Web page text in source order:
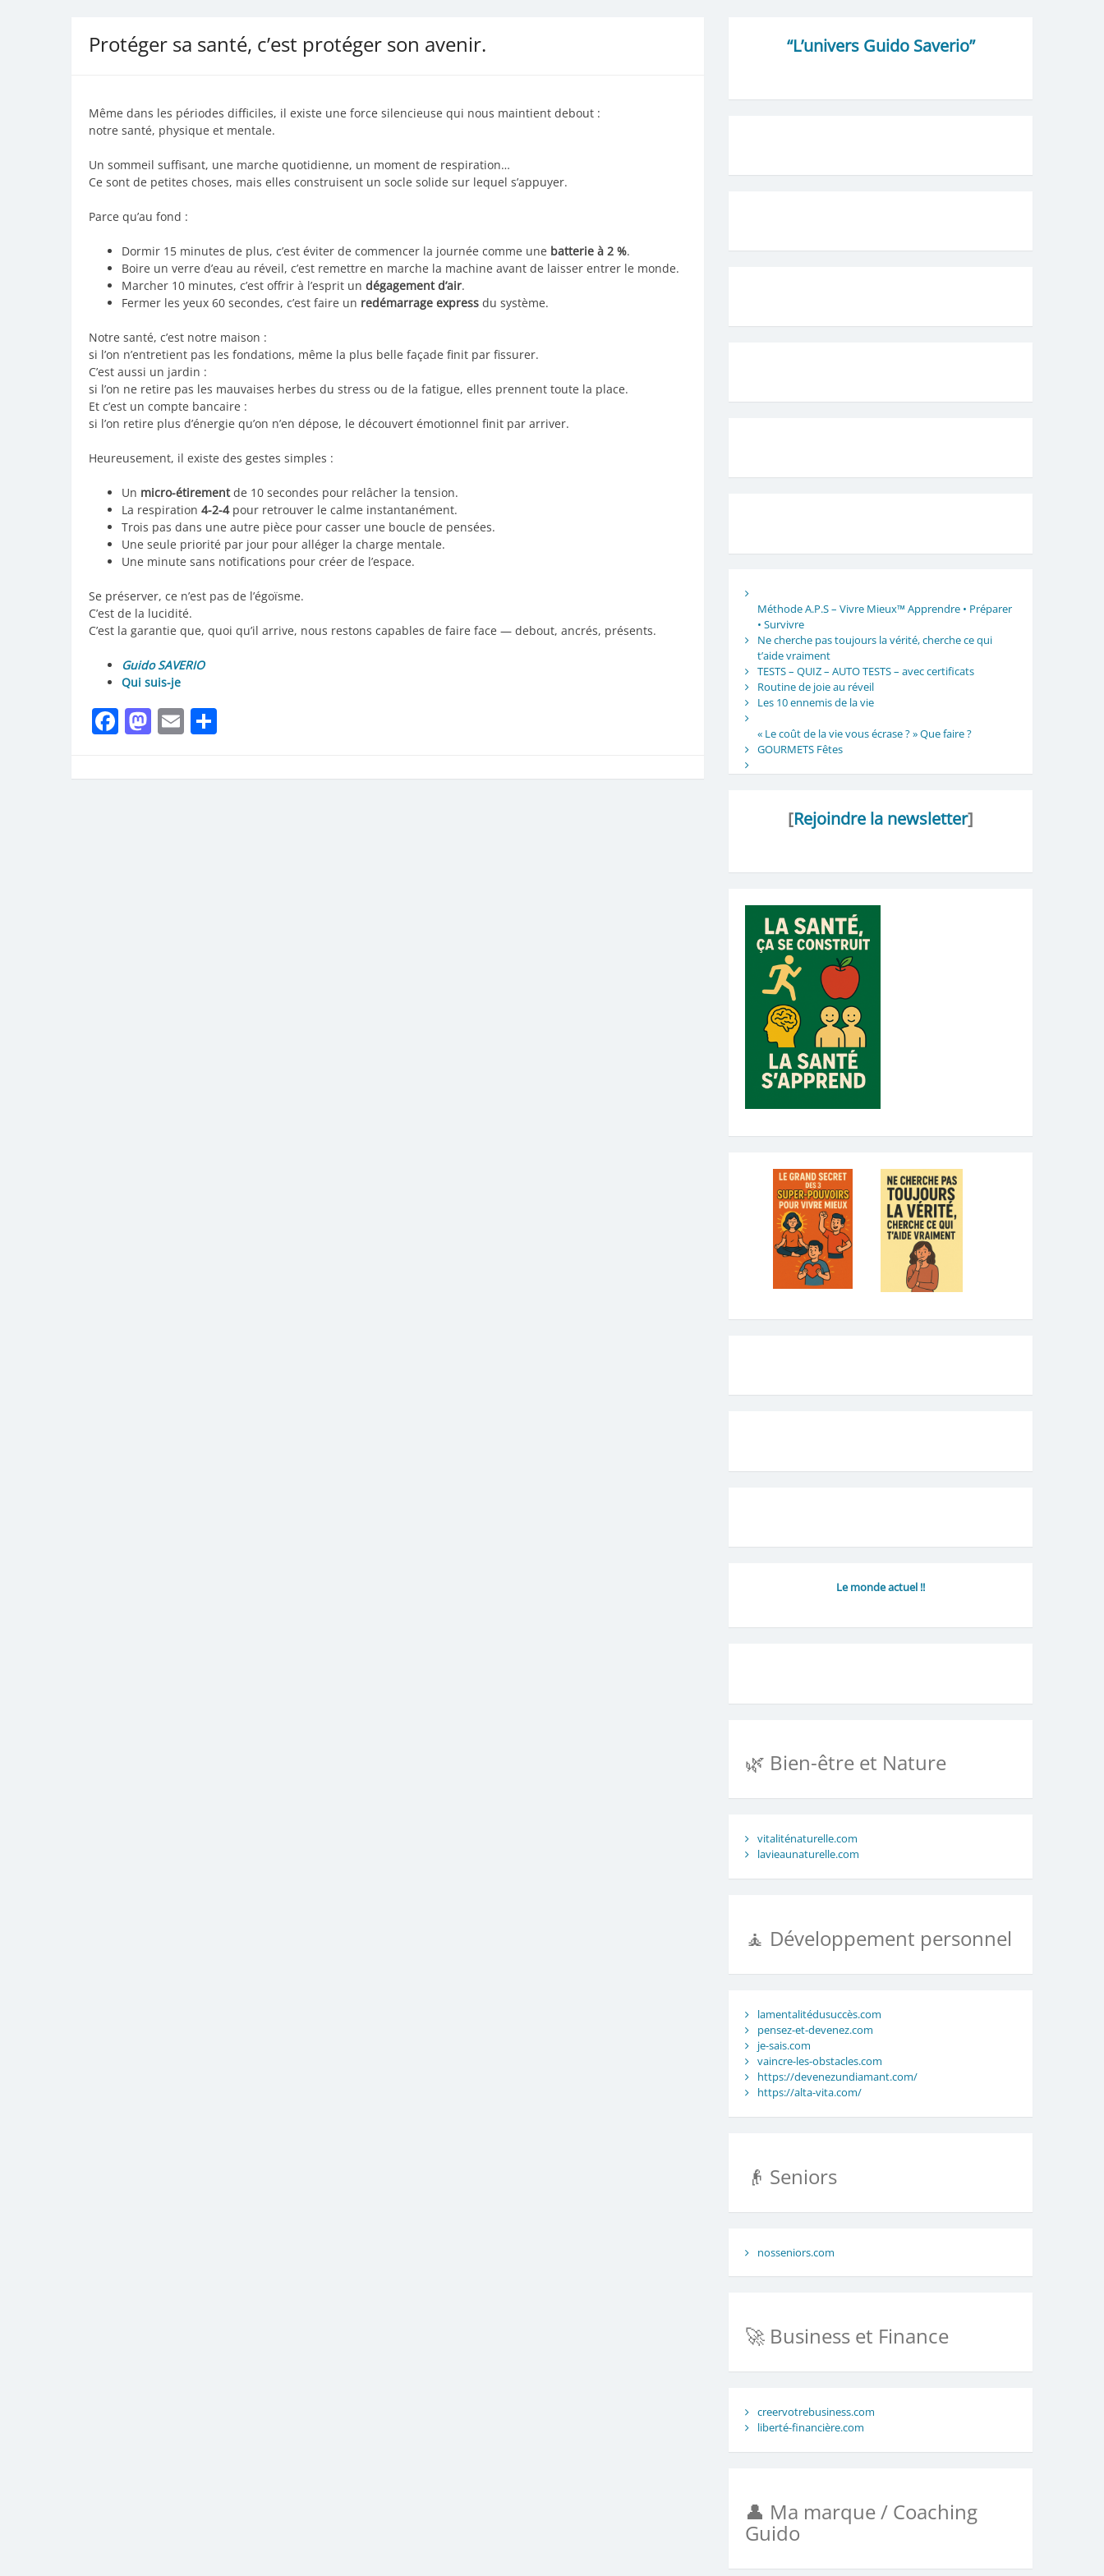
Protéger sa santé, c’est protéger son avenir.
Même dans les périodes difficiles, il existe une force silencieuse qui nous maintient debout :
notre santé, physique et mentale.
Un sommeil suffisant, une marche quotidienne, un moment de respiration…
Ce sont de petites choses, mais elles construisent un socle solide sur lequel s’appuyer.
Parce qu’au fond :
Dormir 15 minutes de plus, c’est éviter de commencer la journée comme une batterie à 2 %.
Boire un verre d’eau au réveil, c’est remettre en marche la machine avant de laisser entrer le monde.
Marcher 10 minutes, c’est offrir à l’esprit un dégagement d’air.
Fermer les yeux 60 secondes, c’est faire un redémarrage express du système.
Notre santé, c’est notre maison :
si l’on n’entretient pas les fondations, même la plus belle façade finit par fissurer.
C’est aussi un jardin :
si l’on ne retire pas les mauvaises herbes du stress ou de la fatigue, elles prennent toute la place.
Et c’est un compte bancaire :
si l’on retire plus d’énergie qu’on n’en dépose, le découvert émotionnel finit par arriver.
Heureusement, il existe des gestes simples :
Un micro-étirementde 10 secondes pour relâcher la tension.
La respiration 4-2-4pour retrouver le calme instantanément.
Trois pas dans une autre pièce pour casser une boucle de pensées.
Une seule priorité par jour pour alléger la charge mentale.
Une minute sans notifications pour créer de l’espace.
Se préserver, ce n’est pas de l’égoïsme.
C’est de la lucidité.
C’est la garantie que, quoi qu’il arrive, nous restons capables de faire face — debout, ancrés, présents.
Guido SAVERIO
Qui suis-je
Facebook
Mastodon
Email
“L’univers Guido Saverio”
Méthode A.P.S – Vivre Mieux™ Apprendre • Préparer
• Survivre
Ne cherche pas toujours la vérité, cherche ce qui
t’aide vraiment
TESTS – QUIZ – AUTO TESTS – avec certificats
Routine de joie au réveil
Les 10 ennemis de la vie
« Le coût de la vie vous écrase ? » Que faire ?
GOURMETS Fêtes
[Rejoindre la newsletter]
Le monde actuel !!
🌿 Bien-être et Nature
vitaliténaturelle.com
lavieaunaturelle.com
🧘 Développement personnel
lamentalitédusuccès.com
pensez-et-devenez.com
je-sais.com
vaincre-les-obstacles.com
https://devenezundiamant.com/
https://alta-vita.com/
👴 Seniors
nosseniors.com
🚀 Business et Finance
creervotrebusiness.com
liberté-financière.com
👤 Ma marque / Coaching
Guido